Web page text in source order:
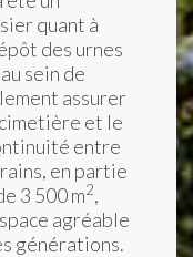
quant à
des urnes
sein de
assurer
et le
entre
en partie
3 500 m2,
agréable
générations.